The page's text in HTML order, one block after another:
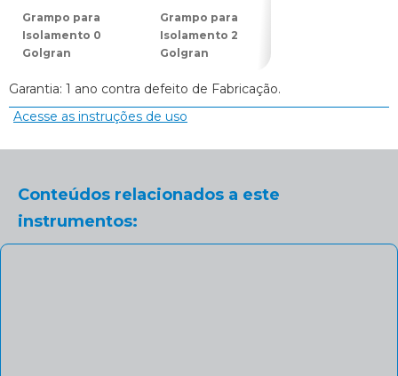
Grampo para
Isolamento 0
Golgran
Grampo para
Isolamento 2
Golgran
Garantia: 1 ano contra defeito de Fabricação.
Acesse as instruções de uso
Conteúdos relacionados a este
instrumentos: